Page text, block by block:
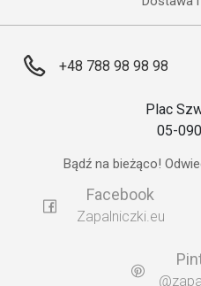
+48 788 98 98 98
Plac
05-
Bądź na bieżąco!
Facebook
Zapalniczki.eu